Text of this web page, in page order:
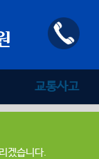
교통사고
겠습니다.